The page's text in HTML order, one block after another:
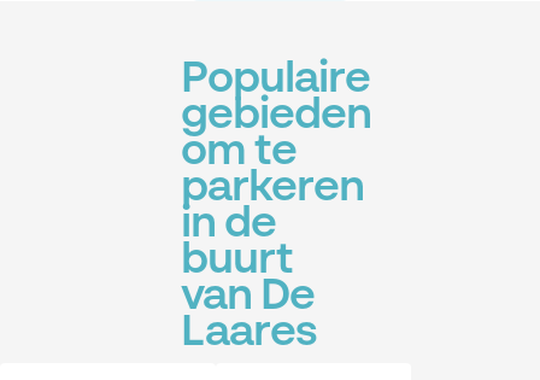
Populaire
gebieden
om te
parkeren
in de
buurt
van De
Laares